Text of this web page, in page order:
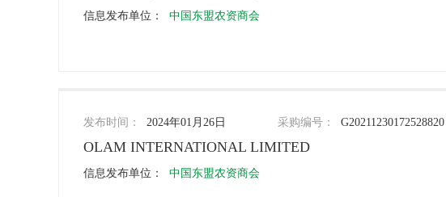
信息发布单位： 中国东盟农资商会
发布时间： 2024年01月26日 采购编号： G20211230172528820
OLAM INTERNATIONAL LIMITED
信息发布单位： 中国东盟农资商会